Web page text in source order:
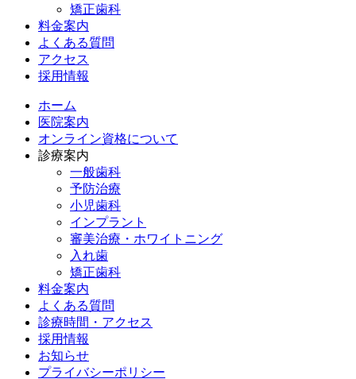
矯正歯科
料金案内
よくある質問
アクセス
採用情報
ホーム
医院案内
オンライン資格について
診療案内
一般歯科
予防治療
小児歯科
インプラント
審美治療・ホワイトニング
入れ歯
矯正歯科
料金案内
よくある質問
診療時間・アクセス
採用情報
お知らせ
プライバシーポリシー